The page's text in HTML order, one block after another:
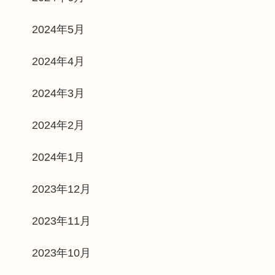
2024年5月
2024年4月
2024年3月
2024年2月
2024年1月
2023年12月
2023年11月
2023年10月